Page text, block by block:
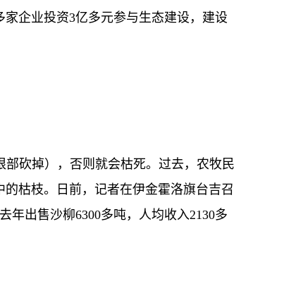
企业投资3亿多元参与生态建设，建设
砍掉），否则就会枯死。过去，农牧民
枯枝。日前，记者在伊金霍洛旗台吉召
年出售沙柳6300多吨，人均收入2130多